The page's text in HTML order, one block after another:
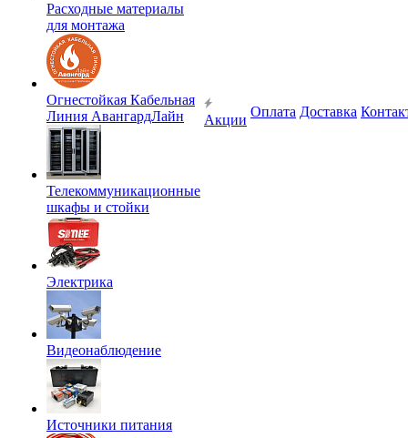
Расходные материалы
для монтажа
Огнестойкая Кабельная
Линия АвангардЛайн
Телекоммуникационные
шкафы и стойки
Электрика
Видеонаблюдение
Источники питания
Акции
Оплата Доставка